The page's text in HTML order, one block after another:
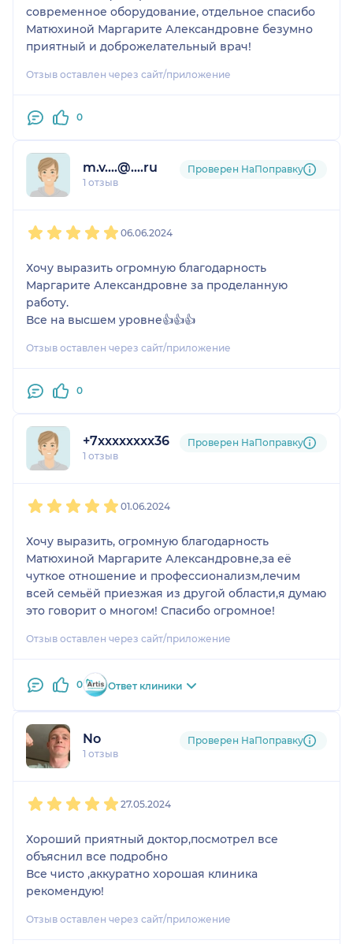
большое 💕🥺. Жалко, что
не пришла к вам
раньше
современное оборудование, отдельное спасибо
Матюхиной Маргарите Александровне безумно
приятный и доброжелательный врач!
Отзыв оставлен через сайт/приложение
0
m.v....@....ru
1 отзыв
Проверен НаПоправку
06.06.2024
Хочу выразить огромную благодарность
Маргарите Александровне за проделанную
работу.
Все на высшем уровне👍👍👍
Отзыв оставлен через сайт/приложение
0
+7xxxxxxxx36
1 отзыв
Проверен НаПоправку
01.06.2024
Хочу выразить, огромную благодарность
Матюхиной Маргарите Александровне,за её
чуткое отношение и профессионализм,лечим
всей семьёй приезжая из другой области,я думаю
это говорит о многом! Спасибо огромное!
Отзыв оставлен через сайт/приложение
0 Ответ клиники
No
1 отзыв
Проверен НаПоправку
27.05.2024
Хороший приятный доктор,посмотрел все
объяснил все подробно
Все чисто ,аккуратно хорошая клиника
рекомендую!
Отзыв оставлен через сайт/приложение